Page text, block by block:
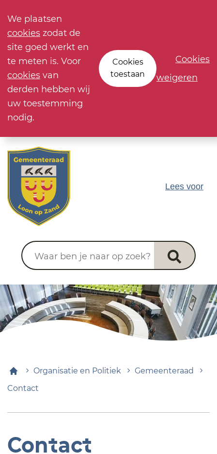
We plaatsen
cookies zodat de
site goed werkt en
te meten is. Voor
cookies van
derden hebben wij
uw toestemming
nodig.
Cookies
toestaan
Cookies
weigeren
Waar ben je naar op zoek?
Lees voor
Organisatie en Politiek
Gemeenteraad
Contact
Contact